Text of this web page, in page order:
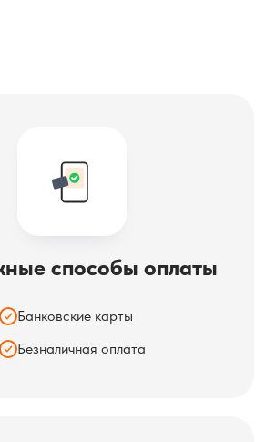
способы оплаты
Банковские карты
Безналичная оплата